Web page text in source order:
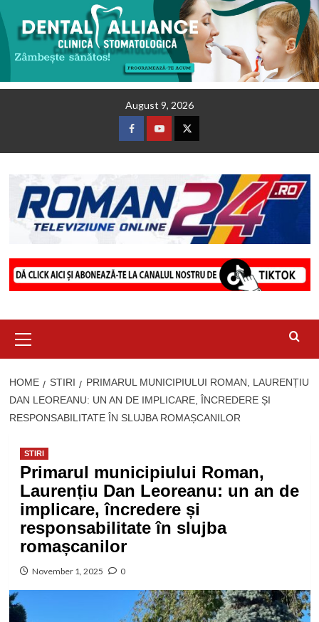
August 9, 2026
FacebookYoutubeTwitter
Menu
HOME STIRI
PRIMARUL MUNICIPIULUI ROMAN, LAURENȚIU
DAN LEOREANU: UN AN DE IMPLICARE, ÎNCREDERE ȘI
RESPONSABILITATE ÎN SLUJBA ROMAȘCANILOR
STIRI
Primarul municipiului Roman,
Laurențiu Dan Leoreanu: un an de
implicare, încredere și
responsabilitate în slujba
romașcanilor
November 1, 2025 0